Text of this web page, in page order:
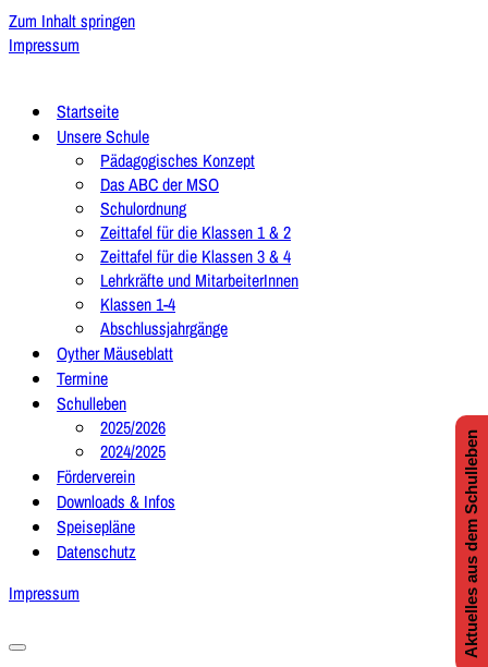
Zum Inhalt springen
Impressum
Startseite
Unsere Schule
Pädagogisches Konzept
Das ABC der MSO
Schulordnung
Zeittafel für die Klassen 1 & 2
Zeittafel für die Klassen 3 & 4
Lehrkräfte und MitarbeiterInnen
Klassen 1-4
Abschlussjahrgänge
Oyther Mäuseblatt
Termine
Schulleben
2025/2026
2024/2025
Förderverein
Downloads & Infos
Speisepläne
Datenschutz
Impressum
Navigationsmenü
Aktuelles aus dem Schulleben